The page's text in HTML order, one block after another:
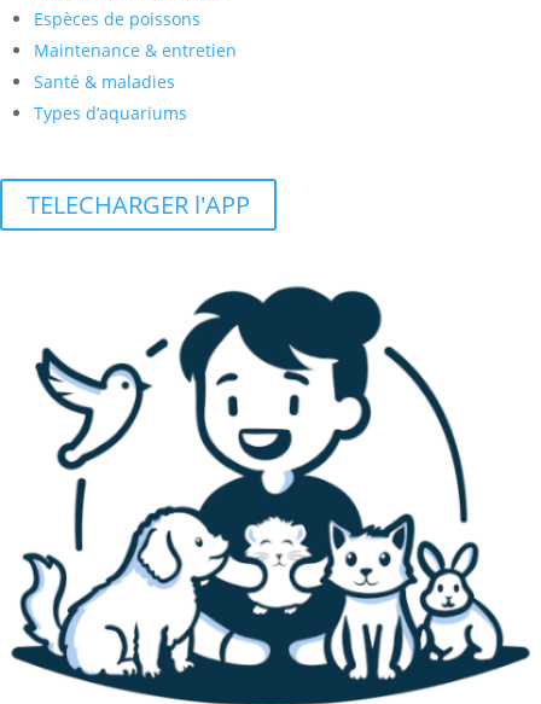
Espèces de poissons
Maintenance & entretien
Santé & maladies
Types d’aquariums
TELECHARGER l'APP